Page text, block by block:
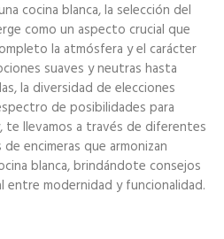
cocina blanca, la selección del
como un aspecto crucial que
la atmósfera y el carácter
suaves y neutras hasta
la diversidad de elecciones
de posibilidades para
te llevamos a través de diferentes
encimeras que armonizan
blanca, brindándote consejos
entre modernidad y funcionalidad.